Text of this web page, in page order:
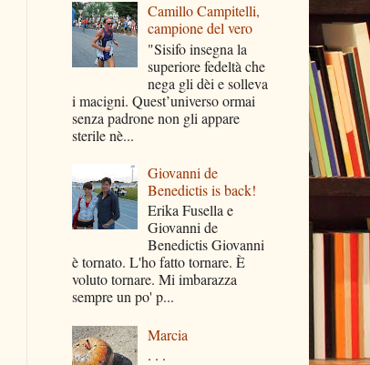
Camillo Campitelli,
campione del vero
"Sisifo insegna la
superiore fedeltà che
nega gli dèi e solleva
i macigni. Quest’universo ormai
senza padrone non gli appare
sterile nè...
Giovanni de
Benedictis is back!
Erika Fusella e
Giovanni de
Benedictis Giovanni
è tornato. L'ho fatto tornare. È
voluto tornare. Mi imbarazza
sempre un po' p...
Marcia
. . .